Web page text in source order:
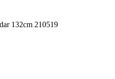
132cm 210519